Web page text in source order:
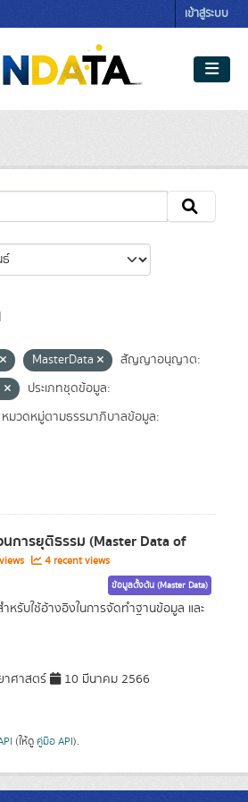
เข้าสู่ระบบ
MasterData
สัญญาอนุญาต:
ประเภทชุดข้อมูล:
หมวดหมู่ตามธรรมาภิบาลข้อมูล:
การยุติธรรม (Master Data of
4 recent views
ข้อมูลตั้งต้น (Master Data)
หรับใช้อ้างอิงในการจัดทำฐานข้อมูล และ
าศาสตร์ 10 มีนาคม 2566
(ให้ดู คู่มือ API).